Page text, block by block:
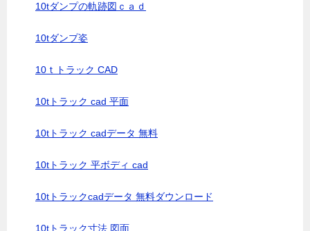
10tダンプの軌跡図ｃａｄ
10tダンプ姿
10ｔトラック CAD
10tトラック cad 平面
10tトラック cadデータ 無料
10tトラック 平ボディ cad
10tトラックcadデータ 無料ダウンロード
10tトラック寸法 図面